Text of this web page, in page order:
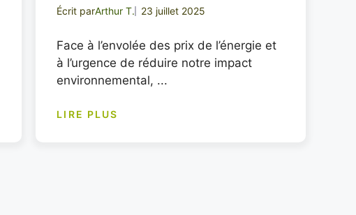
Écrit parArthur T. 23 juillet 2025
Face à l’envolée des prix de l’énergie et
à l’urgence de réduire notre impact
environnemental, ...
LIRE PLUS